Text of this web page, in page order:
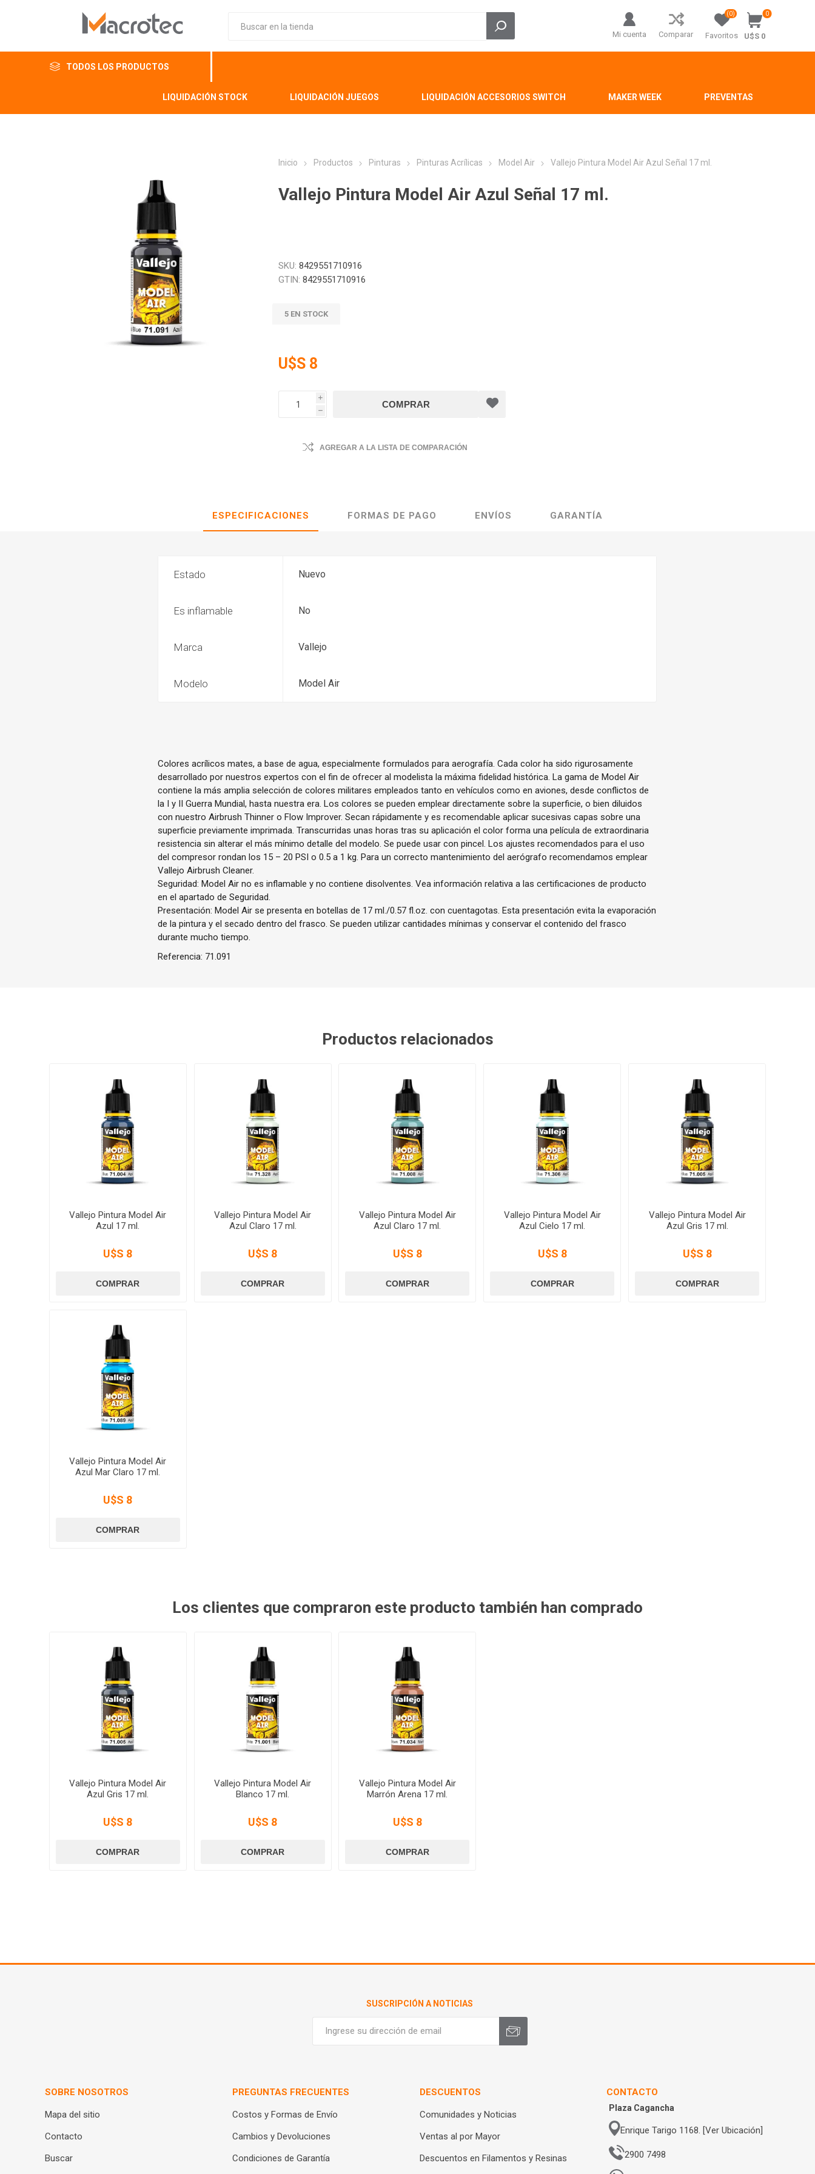
Mi cuenta Comparar Favoritos
(0) 0
U$S 0
TODOS LOS PRODUCTOS
LIQUIDACIÓN STOCK LIQUIDACIÓN JUEGOS LIQUIDACIÓN ACCESORIOS SWITCH MAKER WEEK PREVENTAS
Inicio Productos Pinturas Pinturas Acrílicas Model Air Vallejo Pintura Model Air Azul Señal 17 ml.
Vallejo Pintura Model Air Azul Señal 17 ml.
SKU: 8429551710916
GTIN: 8429551710916
5 EN STOCK
U$S 8
i
h
AGREGAR A LA LISTA DE COMPARACIÓN
ESPECIFICACIONES FORMAS DE PAGO ENVÍOS GARANTÍA
Estado Nuevo
Es inflamable No
Marca Vallejo
Modelo Model Air
Colores acrílicos mates, a base de agua, especialmente formulados para aerografía. Cada color ha sido rigurosamente
desarrollado por nuestros expertos con el fin de ofrecer al modelista la máxima fidelidad histórica. La gama de Model Air
contiene la más amplia selección de colores militares empleados tanto en vehículos como en aviones, desde conflictos de
la I y II Guerra Mundial, hasta nuestra era. Los colores se pueden emplear directamente sobre la superficie, o bien diluidos
con nuestro Airbrush Thinner o Flow Improver. Secan rápidamente y es recomendable aplicar sucesivas capas sobre una
superficie previamente imprimada. Transcurridas unas horas tras su aplicación el color forma una película de extraordinaria
resistencia sin alterar el más mínimo detalle del modelo. Se puede usar con pincel. Los ajustes recomendados para el uso
del compresor rondan los 15 – 20 PSI o 0.5 a 1 kg. Para un correcto mantenimiento del aerógrafo recomendamos emplear
Vallejo Airbrush Cleaner.
Seguridad: Model Air no es inflamable y no contiene disolventes. Vea información relativa a las certificaciones de producto
en el apartado de Seguridad.
Presentación: Model Air se presenta en botellas de 17 ml./0.57 fl.oz. con cuentagotas. Esta presentación evita la evaporación
de la pintura y el secado dentro del frasco. Se pueden utilizar cantidades mínimas y conservar el contenido del frasco
durante mucho tiempo.
Referencia: 71.091
Productos relacionados
Vallejo Pintura Model Air
Azul 17 ml.
U$S 8
Vallejo Pintura Model Air
Azul Claro 17 ml.
U$S 8
Vallejo Pintura Model Air
Azul Claro 17 ml.
U$S 8
Vallejo Pintura Model Air
Azul Cielo 17 ml.
U$S 8
Vallejo Pintura Model Air
Azul Gris 17 ml.
U$S 8
Vallejo Pintura Model Air
Azul Mar Claro 17 ml.
U$S 8
Los clientes que compraron este producto también han comprado
Vallejo Pintura Model Air
Azul Gris 17 ml.
U$S 8
Vallejo Pintura Model Air
Blanco 17 ml.
U$S 8
Vallejo Pintura Model Air
Marrón Arena 17 ml.
U$S 8
SUSCRIPCIÓN A NOTICIAS
SOBRE NOSOTROS
Mapa del sitio
Contacto
Buscar
PREGUNTAS FRECUENTES
Costos y Formas de Envío
Cambios y Devoluciones
Condiciones de Garantía
DESCUENTOS
Comunidades y Noticias
Ventas al por Mayor
Descuentos en Filamentos y Resinas
CONTACTO
Plaza Cagancha
Enrique Tarigo 1168. [Ver Ubicación]
2900 7498